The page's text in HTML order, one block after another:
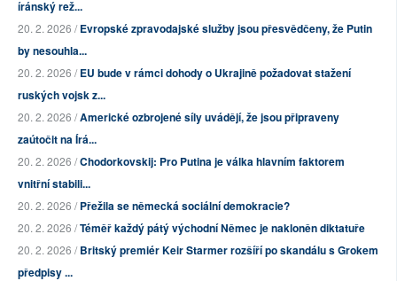
íránský rež...
20. 2. 2026 /Evropské zpravodajské služby jsou přesvědčeny, že Putin
by nesouhla...
20. 2. 2026 /EU bude v rámci dohody o Ukrajině požadovat stažení
ruských vojsk z...
20. 2. 2026 /Americké ozbrojené síly uvádějí, že jsou připraveny
zaútočit na Írá...
20. 2. 2026 /Chodorkovskij: Pro Putina je válka hlavním faktorem
vnitřní stabili...
20. 2. 2026 /Přežila se německá sociální demokracie?
20. 2. 2026 /Téměř každý pátý východní Němec je nakloněn diktatuře
20. 2. 2026 /Britský premiér Keir Starmer rozšíří po skandálu s Grokem
předpisy ...